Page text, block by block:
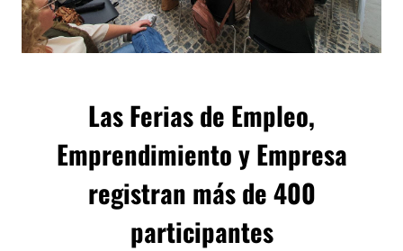
Las Ferias de Empleo,
Emprendimiento y Empresa
registran más de 400
participantes